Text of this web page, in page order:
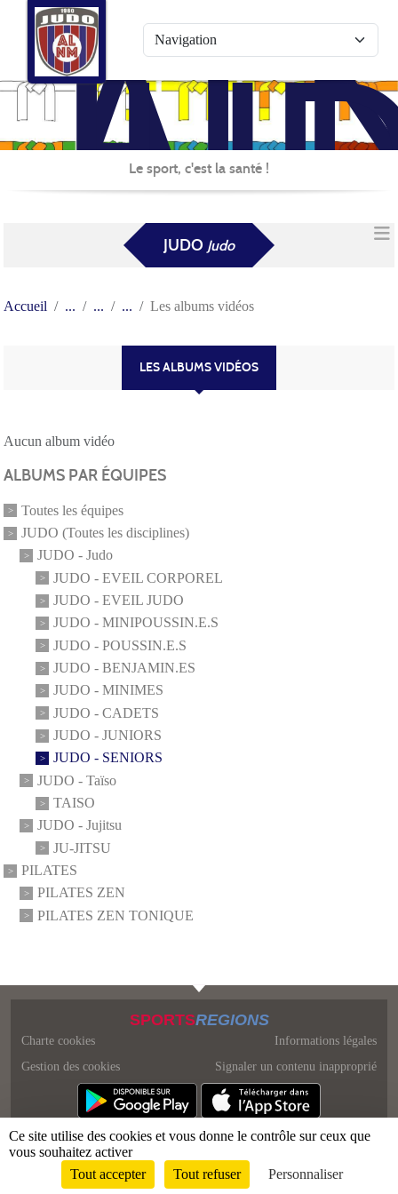
Le sport, c'est la santé !
JUDO Judo
Accueil Les albums vidéos
LES ALBUMS VIDÉOS
Aucun album vidéo
ALBUMS PAR ÉQUIPES
Toutes les équipes
JUDO (Toutes les disciplines)
JUDO - Judo
JUDO - EVEIL CORPOREL
JUDO - EVEIL JUDO
JUDO - MINIPOUSSIN.E.S
JUDO - POUSSIN.E.S
JUDO - BENJAMIN.ES
JUDO - MINIMES
JUDO - CADETS
JUDO - JUNIORS
JUDO - SENIORS
JUDO - Taïso
TAISO
JUDO - Jujitsu
JU-JITSU
PILATES
PILATES ZEN
PILATES ZEN TONIQUE
SPORTSREGIONS
Charte cookies
Gestion des cookies
Informations légales
Signaler un contenu inapproprié
Envie de participer ? Connexion
Panneau de gestion des cookies
Ce site utilise des cookies et vous donne le contrôle sur ceux que
vous souhaitez activer
Tout accepter
Tout refuser Personnaliser